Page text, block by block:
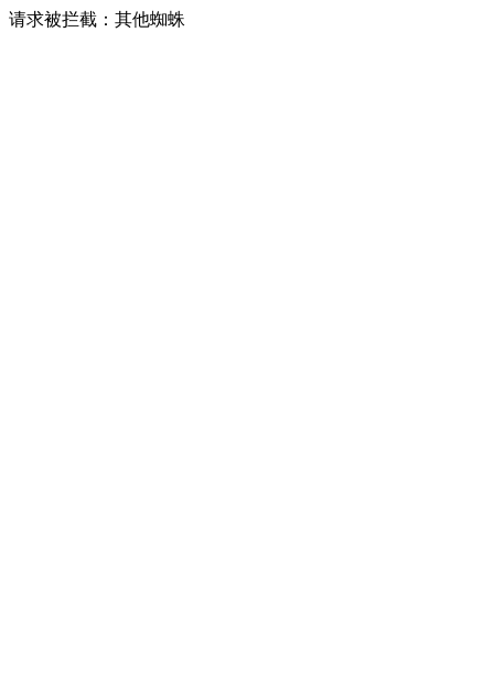
请求被拦截：其他蜘蛛